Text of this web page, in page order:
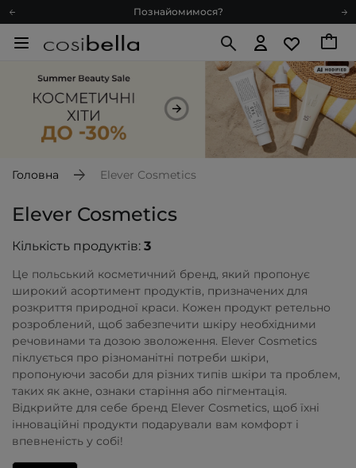
Доставка з любов'ю
Подарункові картки
Рекомендуй нас і отримуй ще більше балів
Запитай косметолога
Доставка з любов'ю
Подарункові картки
Головна Elever Cosmetics
Elever Cosmetics
Кількість продуктів: 3
Це польський косметичний бренд, який пропонує
широкий асортимент продуктів, призначених для
розкриття природної краси. Кожен продукт ретельно
розроблений, щоб забезпечити шкіру необхідними
речовинами та дозою зволоження. Elever Cosmetics
піклується про різноманітні потреби шкіри,
пропонуючи засоби для різних типів шкіри та проблем,
таких як акне, ознаки старіння або пігментація.
Відкрийте для себе бренд Elever Cosmetics, щоб їхні
інноваційні продукти подарували вам комфорт і
впевненість у собі!